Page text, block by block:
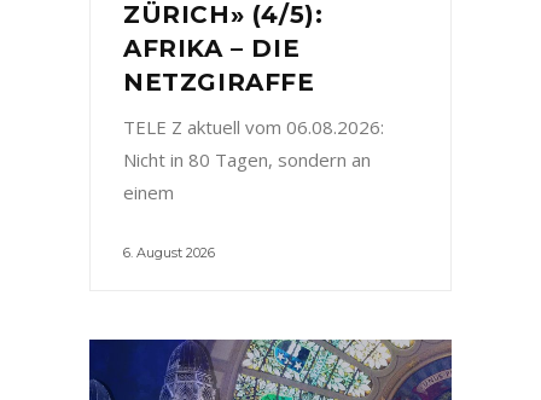
ZÜRICH» (4/5):
AFRIKA – DIE
NETZGIRAFFE
TELE Z aktuell vom 06.08.2026:
Nicht in 80 Tagen, sondern an
einem
6. August 2026